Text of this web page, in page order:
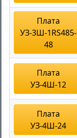
Плата
УЗ-3Ш-1RS485-
48
Плата
УЗ-4Ш-12
Плата
УЗ-4Ш-24